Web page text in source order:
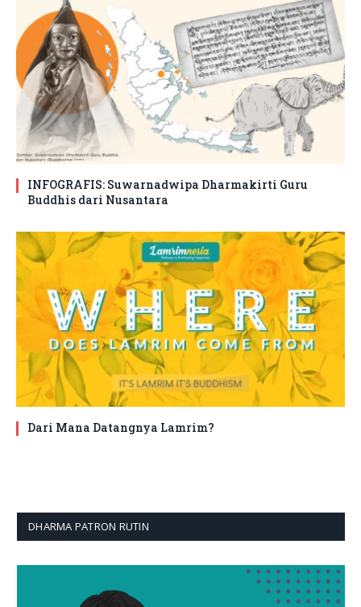
INFOGRAFIS: Suwarnadwipa Dharmakirti Guru
Buddhis dari Nusantara
Dari Mana Datangnya Lamrim?
DHARMA PATRON RUTIN